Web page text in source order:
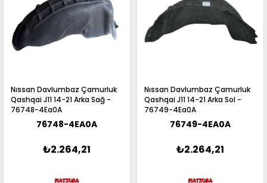
Nıssan Davlumbaz Çamurluk
Qashqai J11 14-21 Arka Sağ -
76748-4Ea0A
76748-4EA0A
₺2.264,21
Nıssan Davlumbaz Çamurluk
Qashqai J11 14-21 Arka Sol -
76749-4Ea0A
76749-4EA0A
₺2.264,21